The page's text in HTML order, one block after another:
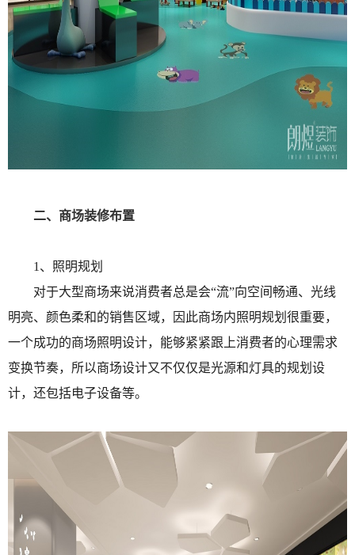
二、商场装修布置
1、照明规划
对于大型商场来说消费者总是会“流”向空间畅通、光线
明亮、颜色柔和的销售区域，因此商场内照明规划很重要，
一个成功的商场照明设计，能够紧紧跟上消费者的心理需求
变换节奏，所以商场设计又不仅仅是光源和灯具的规划设
计，还包括电子设备等。